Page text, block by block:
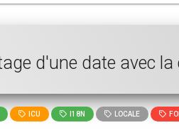
d'une date avec
ICU I18N LOCALE